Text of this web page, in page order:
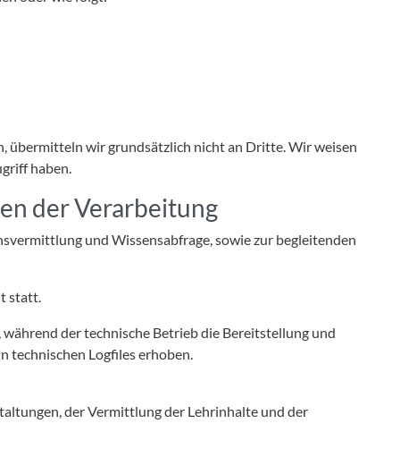
übermitteln wir grundsätzlich nicht an Dritte. Wir weisen
haben.
der Verarbeitung
und Wissensabfrage, sowie zur begleitenden
statt.
der technische Betrieb die Bereitstellung und
technischen Logfiles erhoben.
der Vermittlung der Lehrinhalte und der